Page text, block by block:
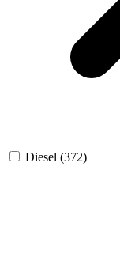
Diesel (372)